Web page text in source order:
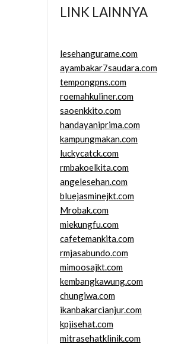
LINK LAINNYA
lesehangurame.com
ayambakar7saudara.com
tempongpns.com
roemahkuliner.com
saoenkkito.com
handayaniprima.com
kampungmakan.com
luckycatck.com
rmbakoelkita.com
angelesehan.com
bluejasminejkt.com
Mrobak.com
miekungfu.com
cafetemankita.com
rmjasabundo.com
mimoosajkt.com
kembangkawung.com
chungiwa.com
ikanbakarcianjur.com
kpjisehat.com
mitrasehatklinik.com